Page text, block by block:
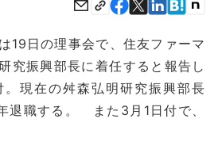
19日の理事会で、住友ファーマ
究振興部長に着任すると報告し
現在の舛森弘明研究振興部長
退職する。 また3月1日付で、